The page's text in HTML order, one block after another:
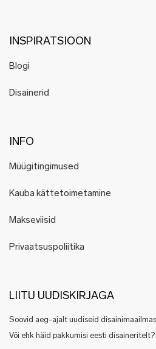
INSPIRATSIOON
Blogi
Disainerid
INFO
Müügitingimused
Kauba kättetoimetamine
Makseviisid
Privaatsuspoliitika
LIITU UUDISKIRJAGA
Soovid aeg-ajalt uudiseid
Või ehk häid pakkumisi eesti disaineritelt?